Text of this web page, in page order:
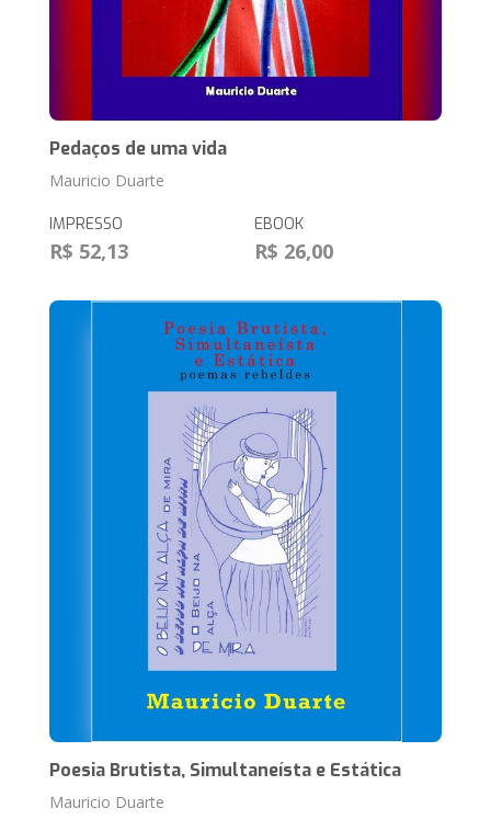
Pedaços de uma vida
Mauricio Duarte
IMPRESSO
R$ 52,13
EBOOK
R$ 26,00
Poesia Brutista, Simultaneísta e Estática
Mauricio Duarte